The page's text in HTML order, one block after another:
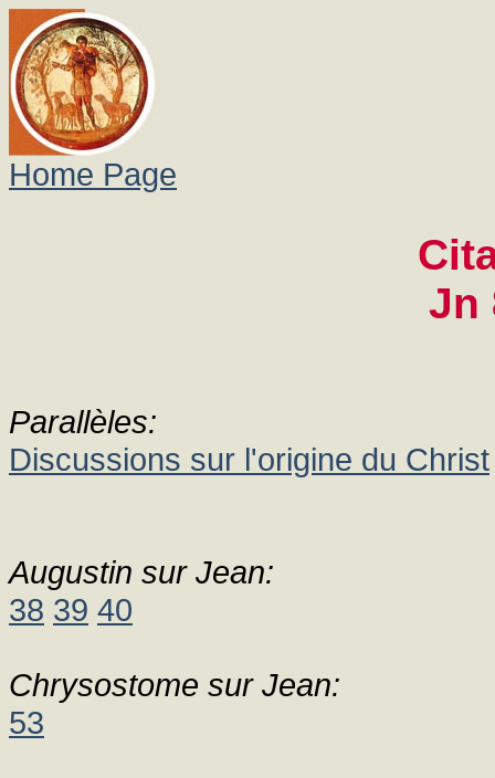
Home Page
Jn
Parallèles:
Discussions sur l'origine du Christ
Augustin sur Jean:
38 39 40
Chrysostome sur Jean:
53